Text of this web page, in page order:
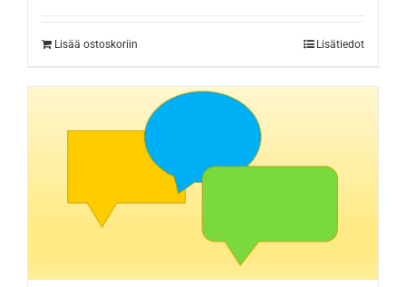
Lisää ostoskoriin Lisätiedot